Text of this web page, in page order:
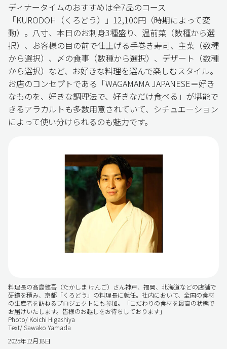
ディナータイムのおすすめは全7品のコース
「KURODOH（くろどう）」12,100円（時期によって変
動）。八寸、本日のお刺身3種盛り、温前菜（数種から選
択）、お客様の目の前で仕上げる手巻き寿司、主菜（数種
から選択）、〆の食事（数種から選択）、デザート（数種
から選択）など、お好きな料理を選んで楽しむスタイル。
お店のコンセプトである「WAGAMAMA JAPANESE＝好き
なものを、好きな調理法で、好きなだけ食べる」が堪能で
きるアラカルトも多数用意されていて、シチュエーション
によって使い分けられるのも魅力です。
料理長の髙島健吾（たかしま けんご）さん神戸、福岡、北海道などの店舗で
研鑽を積み、京都「くろどう」の料理長に就任。社内において、全国の食材
の生産者を訪ねるプロジェクトにも参加。「こだわりの食材を最高の状態で
お届けいたします。皆様のお越しをお待ちしております」
Photo/ Koichi Higashiya
Text/ Sawako Yamada
2025年12月18日